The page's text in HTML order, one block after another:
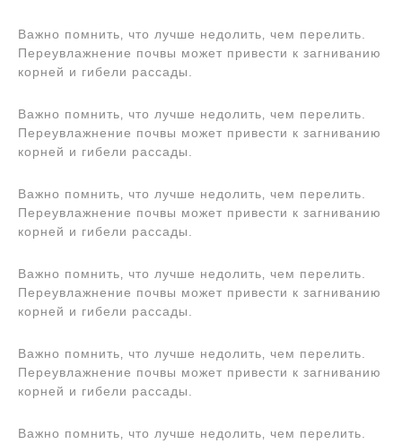
Важно помнить‚ что лучше недолить‚ чем перелить.
Переувлажнение почвы может привести к загниванию
корней и гибели рассады.
Важно помнить‚ что лучше недолить‚ чем перелить.
Переувлажнение почвы может привести к загниванию
корней и гибели рассады.
Важно помнить‚ что лучше недолить‚ чем перелить.
Переувлажнение почвы может привести к загниванию
корней и гибели рассады.
Важно помнить‚ что лучше недолить‚ чем перелить.
Переувлажнение почвы может привести к загниванию
корней и гибели рассады.
Важно помнить‚ что лучше недолить‚ чем перелить.
Переувлажнение почвы может привести к загниванию
корней и гибели рассады.
Важно помнить‚ что лучше недолить‚ чем перелить.